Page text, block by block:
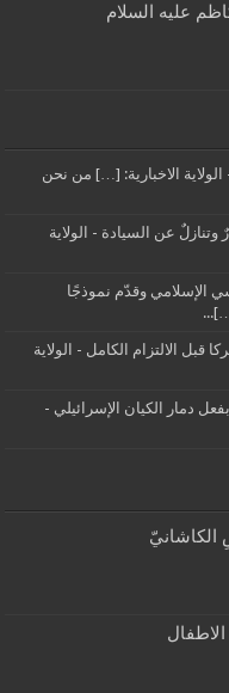
عليه السلام
الاخبارية: […] من نحن
عن السيادة - الولاية
الإسلامي وقدّم نموذجًا
قبل الالتزام الكامل - الولاية
دمار الكيان الإسرائيلي -
الكاشانيّ